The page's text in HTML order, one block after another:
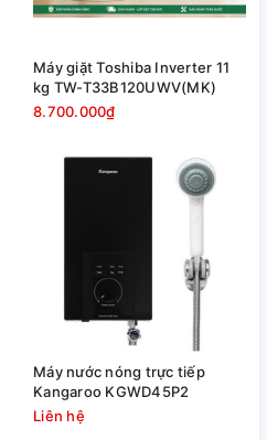
Máy giặt Toshiba Inverter 11
kg TW-T33B120UWV(MK)
8.700.000₫
Máy nước nóng trực tiếp
Kangaroo KGWD45P2
Liên hệ